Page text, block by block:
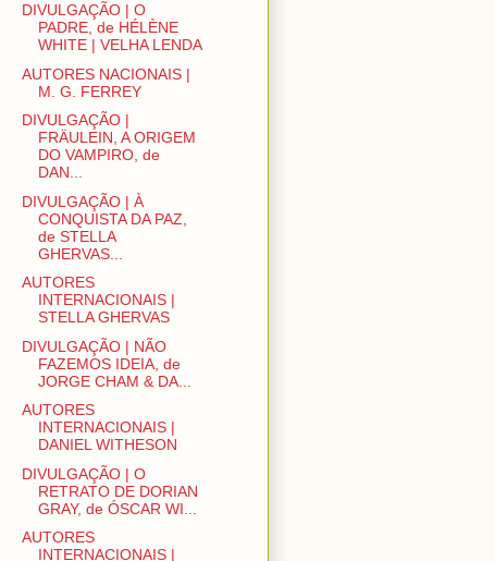
DIVULGAÇÃO | O
PADRE, de HÉLÈNE
WHITE | VELHA LENDA
AUTORES NACIONAIS |
M. G. FERREY
DIVULGAÇÃO |
FRÄULEIN, A ORIGEM
DO VAMPIRO, de
DAN...
DIVULGAÇÃO | À
CONQUISTA DA PAZ,
de STELLA
GHERVAS...
AUTORES
INTERNACIONAIS |
STELLA GHERVAS
DIVULGAÇÃO | NÃO
FAZEMOS IDEIA, de
JORGE CHAM & DA...
AUTORES
INTERNACIONAIS |
DANIEL WITHESON
DIVULGAÇÃO | O
RETRATO DE DORIAN
GRAY, de ÓSCAR WI...
AUTORES
INTERNACIONAIS |